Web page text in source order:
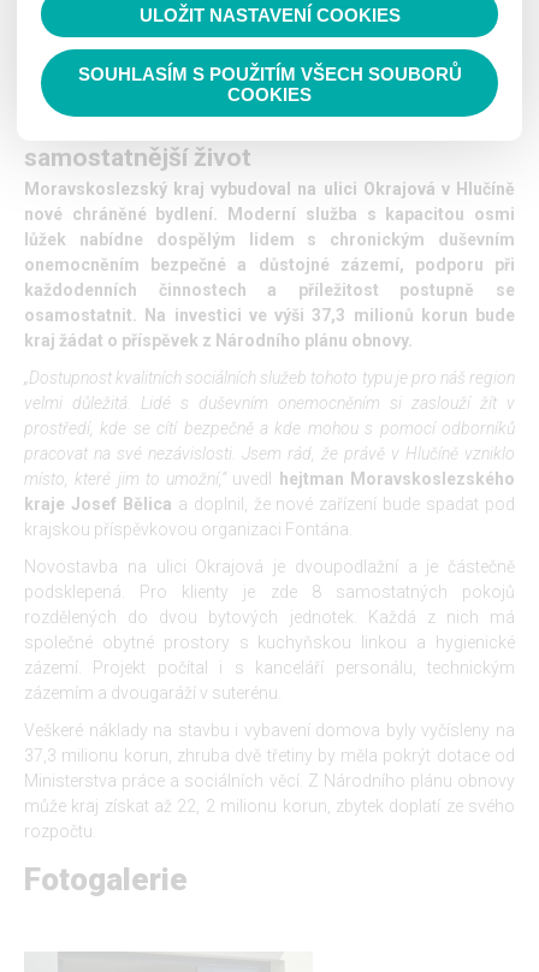
Nové chráněné bydlení v Hlučíně dává
lidem s duševním onemocněním šanci na
samostatnější život
Moravskoslezský kraj vybudoval na ulici Okrajová v Hlučíně
nové chráněné bydlení. Moderní služba s kapacitou osmi
lůžek nabídne dospělým lidem s chronickým duševním
onemocněním bezpečné a důstojné zázemí, podporu při
každodenních činnostech a příležitost postupně se
osamostatnit. Na investici ve výši 37,3 milionů korun bude
kraj žádat o příspěvek z Národního plánu obnovy.
„Dostupnost kvalitních sociálních služeb tohoto typu je pro náš region
velmi důležitá. Lidé s duševním onemocněním si zaslouží žít v
prostředí, kde se cítí bezpečně a kde mohou s pomocí odborníků
pracovat na své nezávislosti. Jsem rád, že právě v Hlučíně vzniklo
místo, které jim to umožní,“uvedl
hejtman Moravskoslezského
kraje Josef Bělica a doplnil, že nové zařízení bude spadat pod
krajskou příspěvkovou organizaci Fontána.
Novostavba na ulici Okrajová je dvoupodlažní a je částečně
podsklepená. Pro klienty je zde 8 samostatných pokojů
rozdělených do dvou bytových jednotek. Každá z nich má
společné obytné prostory s kuchyňskou linkou a hygienické
zázemí. Projekt počítal i s kanceláří personálu, technickým
zázemím a dvougaráží v suterénu.
Veškeré náklady na stavbu i vybavení domova byly vyčísleny na
37,3 milionu korun, zhruba dvě třetiny by měla pokrýt dotace od
Ministerstva práce a sociálních věcí. Z Národního plánu obnovy
může kraj získat až 22, 2 milionu korun, zbytek doplatí ze svého
rozpočtu.
Fotogalerie
ULOŽIT NASTAVENÍ COOKIES
SOUHLASÍM S POUŽITÍM VŠECH SOUBORŮ
COOKIES